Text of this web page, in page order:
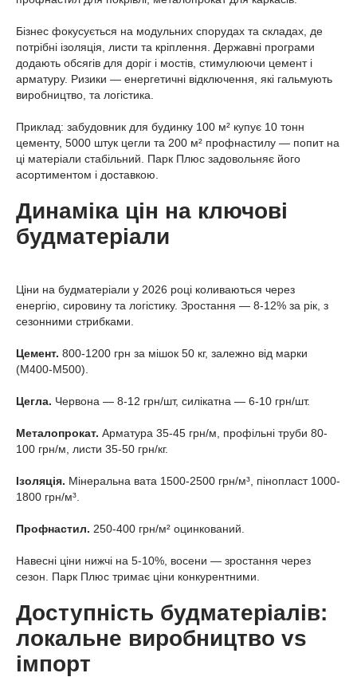
Бізнес фокусується на модульних спорудах та складах, де
потрібні ізоляція, листи та кріплення. Державні програми
додають обсягів для доріг і мостів, стимулюючи цемент і
арматуру. Ризики — енергетичні відключення, які гальмують
виробництво, та логістика.
Приклад: забудовник для будинку 100 м² купує 10 тонн
цементу, 5000 штук цегли та 200 м² профнастилу — попит на
ці матеріали стабільний. Парк Плюс задовольняє його
асортиментом і доставкою.
Динаміка цін на ключові
будматеріали
Ціни на будматеріали у 2026 році коливаються через
енергію, сировину та логістику. Зростання — 8-12% за рік, з
сезонними стрибками.
Цемент. 800-1200 грн за мішок 50 кг, залежно від марки
(М400-М500).
Цегла. Червона — 8-12 грн/шт, силікатна — 6-10 грн/шт.
Металопрокат. Арматура 35-45 грн/м, профільні труби 80-
100 грн/м, листи 35-50 грн/кг.
Ізоляція. Мінеральна вата 1500-2500 грн/м³, пінопласт 1000-
1800 грн/м³.
Профнастил. 250-400 грн/м² оцинкований.
Навесні ціни нижчі на 5-10%, восени — зростання через
сезон. Парк Плюс тримає ціни конкурентними.
Доступність будматеріалів:
локальне виробництво vs
імпорт